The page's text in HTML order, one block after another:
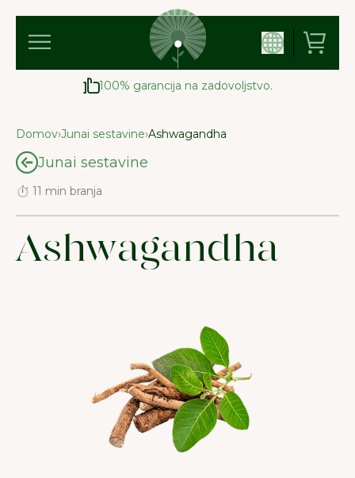
100% garancija na zadovoljstvo.
Domov›Junai sestavine›Ashwagandha
Junai sestavine
⏱ 11 min branja
Ashwagandha